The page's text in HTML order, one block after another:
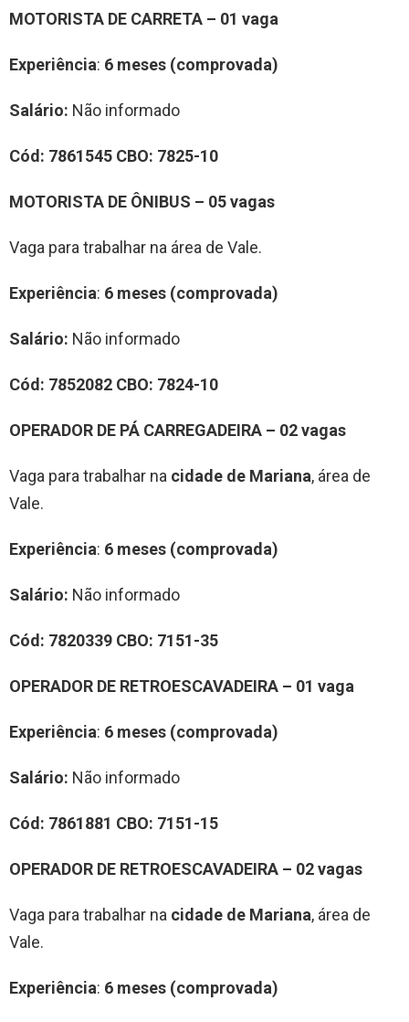
MOTORISTA DE CARRETA – 01 vaga
Experiência: 6 meses (comprovada)
Salário: Não informado
Cód: 7861545 CBO: 7825-10
MOTORISTA DE ÔNIBUS – 05 vagas
Vaga para trabalhar na área de Vale.
Experiência: 6 meses (comprovada)
Salário: Não informado
Cód: 7852082 CBO: 7824-10
OPERADOR DE PÁ CARREGADEIRA – 02 vagas
Vaga para trabalhar na cidade de Mariana, área de
Vale.
Experiência: 6 meses (comprovada)
Salário: Não informado
Cód: 7820339 CBO: 7151-35
OPERADOR DE RETROESCAVADEIRA – 01 vaga
Experiência: 6 meses (comprovada)
Salário: Não informado
Cód: 7861881 CBO: 7151-15
OPERADOR DE RETROESCAVADEIRA – 02 vagas
Vaga para trabalhar na cidade de Mariana, área de
Vale.
Experiência: 6 meses (comprovada)